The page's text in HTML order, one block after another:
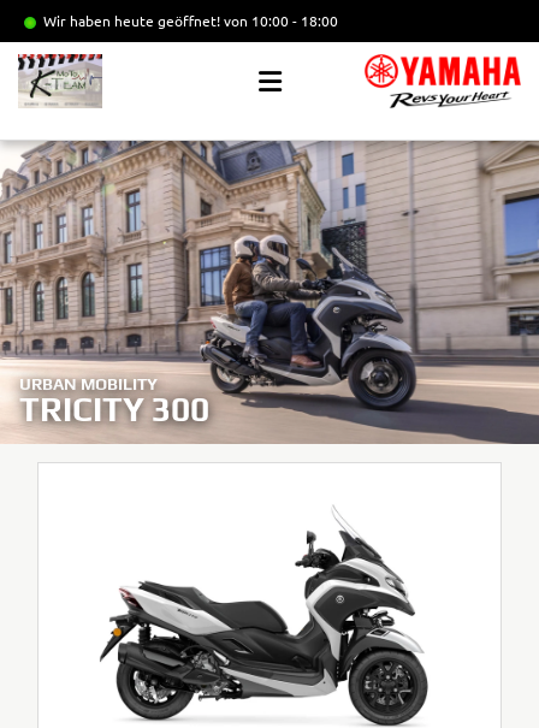
Wir haben heute geöffnet!von 10:00 - 18:00
URBAN MOBILITY
TRICITY 300